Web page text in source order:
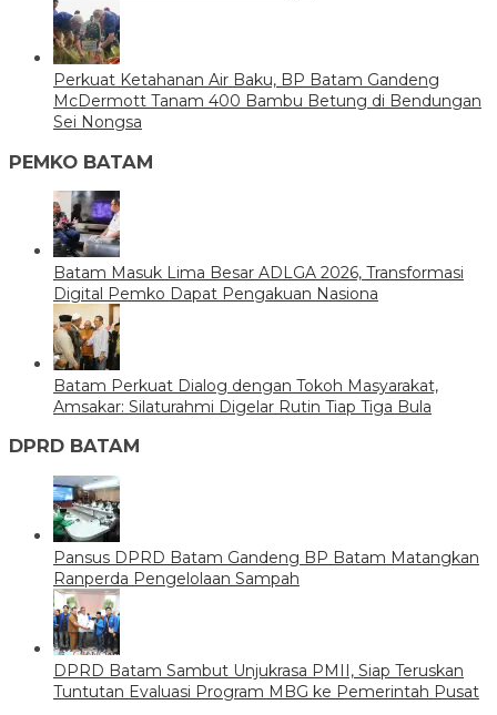
Perkuat Ketahanan Air Baku, BP Batam Gandeng
McDermott Tanam 400 Bambu Betung di Bendungan
Sei Nongsa
PEMKO BATAM
Batam Masuk Lima Besar ADLGA 2026, Transformasi
Digital Pemko Dapat Pengakuan Nasiona
Batam Perkuat Dialog dengan Tokoh Masyarakat,
Amsakar: Silaturahmi Digelar Rutin Tiap Tiga Bula
DPRD BATAM
Pansus DPRD Batam Gandeng BP Batam Matangkan
Ranperda Pengelolaan Sampah
DPRD Batam Sambut Unjukrasa PMII, Siap Teruskan
Tuntutan Evaluasi Program MBG ke Pemerintah Pusat